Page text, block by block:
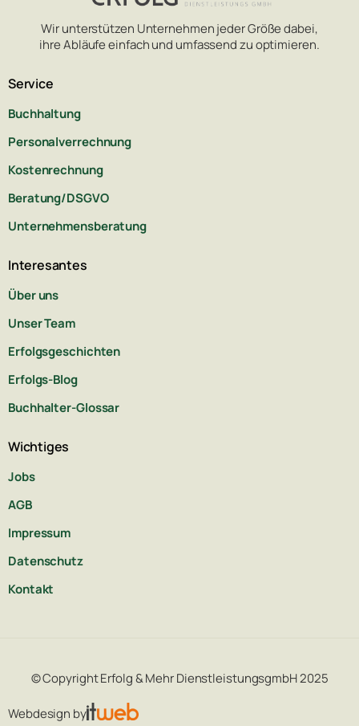
Wir unterstützen Unternehmen jeder Größe dabei,
ihre Abläufe einfach und umfassend zu optimieren.
Interesantes
Über uns
Unser Team
Erfolgsgeschichten
Erfolgs-Blog
Buchhalter-Glossar
Service
Buchhaltung
Personalverrechnung
Kostenrechnung
Beratung/DSGVO
Unternehmensberatung
Wichtiges
Jobs
AGB
Impressum
Datenschutz
Kontakt
© Copyright Erfolg & Mehr DienstleistungsgmbH 2025
Webdesign by